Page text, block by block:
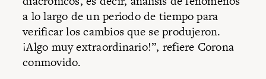
a lo largo de un periodo de tiempo para
verificar los cambios que se produjeron.
¡Algo muy extraordinario!”, refiere Corona
conmovido.